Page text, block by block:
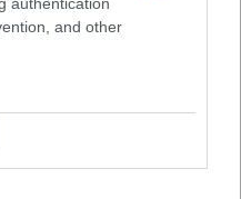
and other